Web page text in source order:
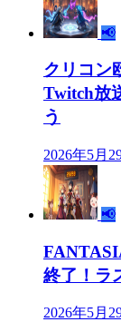
📢
クリコン
Twitch放
う
2026年5月
📢
終了！ラ
2026年5月